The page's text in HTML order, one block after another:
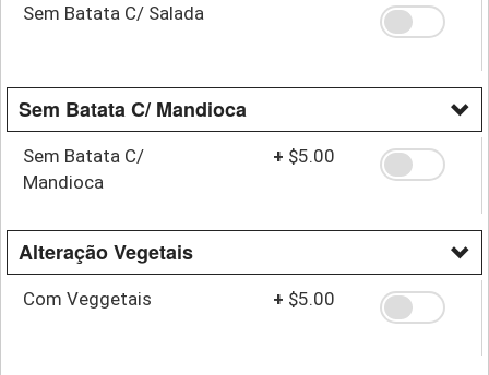
Sem Batata C/ Salada
Sem Batata C/ Mandioca
Sem Batata C/
Mandioca
+ $5.00
Alteração Vegetais
Com Veggetais + $5.00